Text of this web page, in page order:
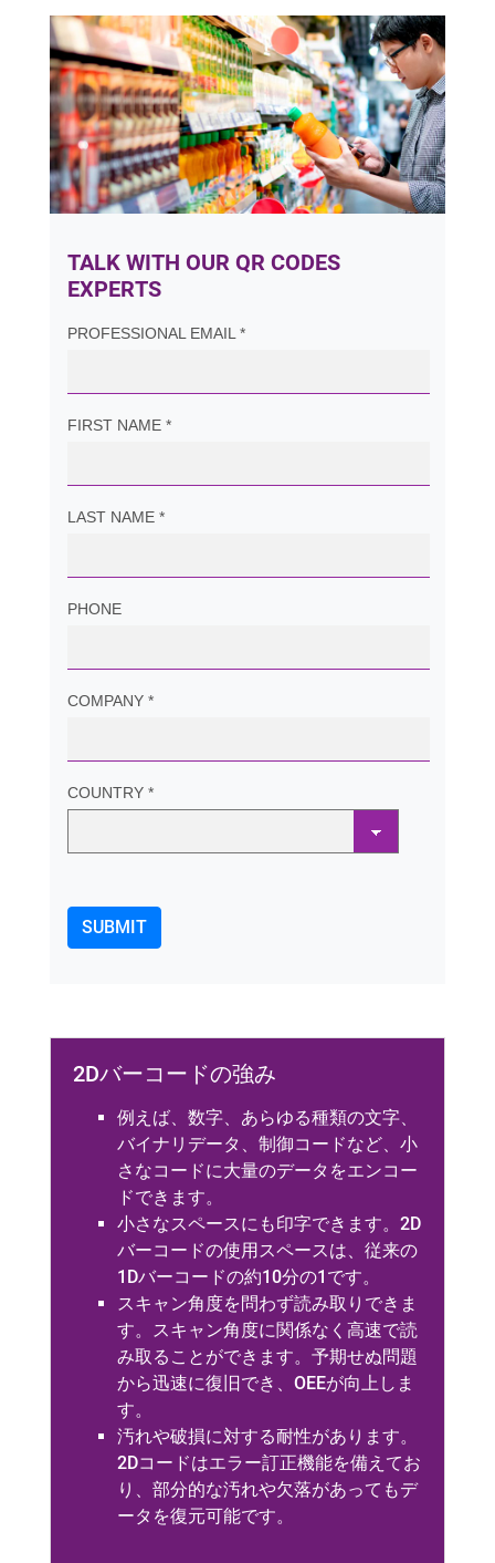
TALK WITH OUR QR CODES
EXPERTS
PROFESSIONAL EMAIL *
FIRST NAME *
LAST NAME *
PHONE
COMPANY *
COUNTRY *
2Dバーコードの強み
例えば、数字、あらゆる種類の文字、
バイナリデータ、制御コードなど、小
さなコードに大量のデータをエンコー
ドできます。
小さなスペースにも印字できます。2D
バーコードの使用スペースは、従来の
1Dバーコードの約10分の1です。
スキャン角度を問わず読み取りできま
す。スキャン角度に関係なく高速で読
み取ることができます。予期せぬ問題
から迅速に復旧でき、OEEが向上しま
す。
汚れや破損に対する耐性があります。
2Dコードはエラー訂正機能を備えてお
り、部分的な汚れや欠落があってもデ
ータを復元可能です。